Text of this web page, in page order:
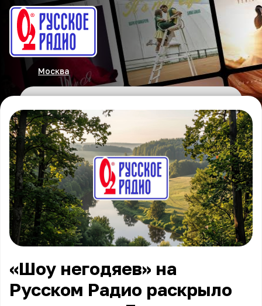
Москва
«Шоу негодяев» на
Русском Радио раскрыло